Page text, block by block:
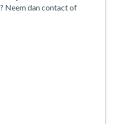
Neem dan contact of